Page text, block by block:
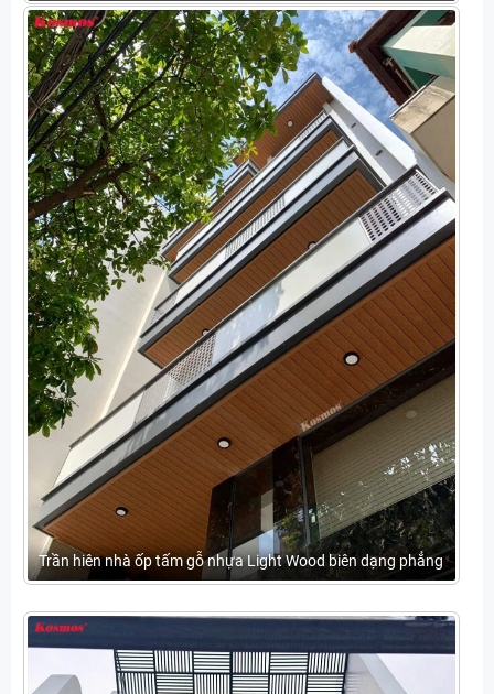
Trần hiên nhà ốp tấm gỗ nhựa Light Wood biên dạng phẳng